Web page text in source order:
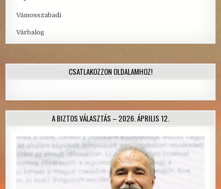
Vámosszabadi
Várbalog
CSATLAKOZZON OLDALAMHOZ!
A BIZTOS VÁLASZTÁS – 2026. ÁPRILIS 12.